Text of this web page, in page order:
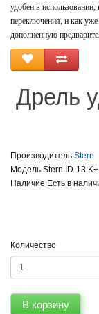
удобен в
переключения, и как
дополненную
Дрель
Производитель Stern
Модель Stern ID-13 K+
Наличие Есть в
Количество
В корзину